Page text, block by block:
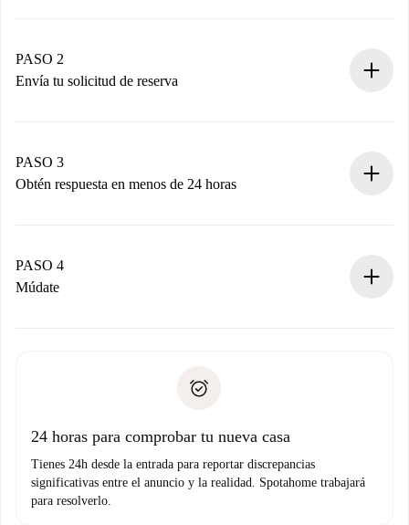
Tienes toda la información necesaria por adelantado.
PASO 2
Envía tu solicitud de reserva
propietario acepte.
PASO 3
Obtén respuesta en menos de 24 horas
contacto con el propietario.
Si es rechazada: No te haremos ningún cargo y te
Prueba de solvencia
PASO 4
Múdate
no nos comunicas ningún problema.
24 horas para comprobar tu nueva casa
Tienes 24h desde la entrada para reportar discrepancias
significativas entre el anuncio y la realidad. Spotahome trabajará
para resolverlo.